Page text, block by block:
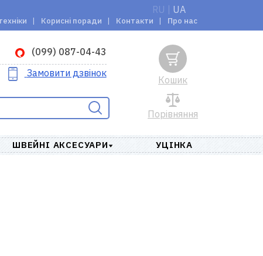
RU UA
Корисні поради Контакти Про нас
(099) 087-04-43
Замовити дзвінок
Порівняння
Кошик
ШВЕЙНІ АКСЕСУАРИ УЦІНКА